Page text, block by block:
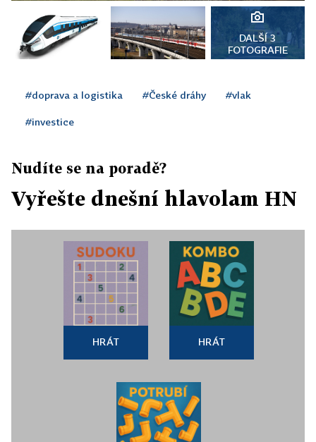
DALŠÍ 3
FOTOGRAFIE
#doprava a logistika #České dráhy #vlak
#investice
Nudíte se na poradě?
Vyřešte dnešní hlavolam HN
HRÁT HRÁT